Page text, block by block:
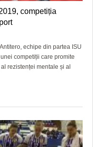
competiția
echipe din partea ISU
competiții care promite
rezistenței mentale și al